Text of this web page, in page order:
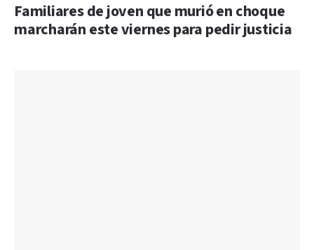
Familiares de joven que murió en choque
marcharán este viernes para pedir justicia